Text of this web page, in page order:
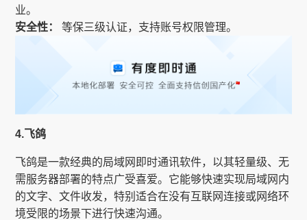
业。
安全性：
等保三级认证，支持账号权限管理。
4.飞鸽
飞鸽是一款经典的局域网即时通讯软件，以其轻量级、无
需服务器部署的特点广受喜爱。它能够快速实现局域网内
的文字、文件收发，特别适合在没有互联网连接或网络环
境受限的场景下进行快速沟通。